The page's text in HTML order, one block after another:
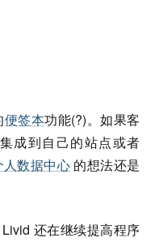
便签本功能(?)。如果客
成到自己的站点或者
人数据中心 的想法还是
还在继续提高程序